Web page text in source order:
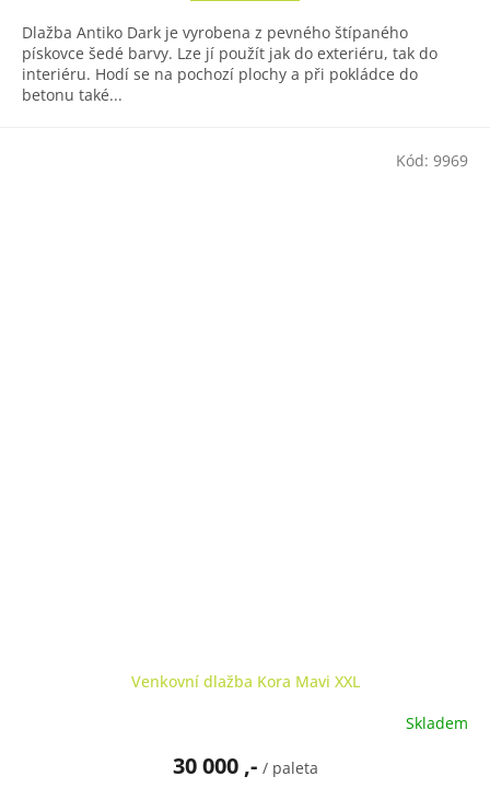
hvězdiček.
Dlažba Antiko Dark je vyrobena z pevného štípaného
pískovce šedé barvy. Lze jí použít jak do exteriéru, tak do
interiéru. Hodí se na pochozí plochy a při pokládce do
betonu také...
Venkovní dlažba Kora Mavi XXL
Skladem
30 000 ,- / paleta
Kód: 9969